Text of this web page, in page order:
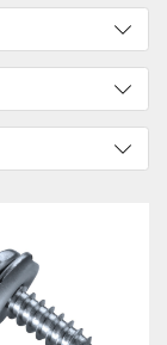
16
7